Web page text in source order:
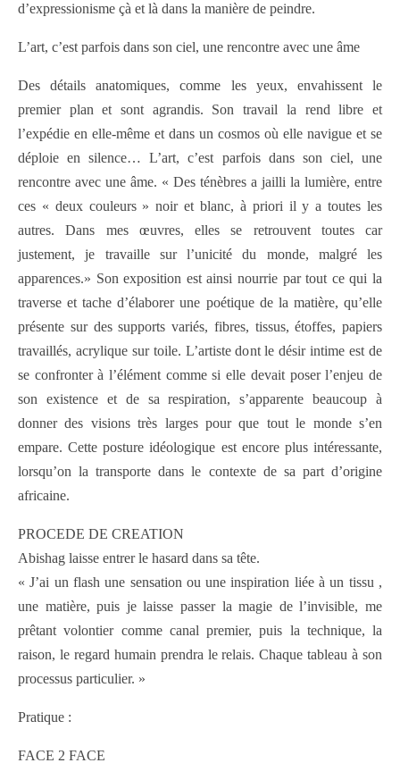
d’expressionisme çà et là dans la manière de peindre.
L’art, c’est parfois dans son ciel, une rencontre avec une âme
Des détails anatomiques, comme les yeux, envahissent le
premier plan et sont agrandis. Son travail la rend libre et
l’expédie en elle-même et dans un cosmos où elle navigue et se
déploie en silence… L’art, c’est parfois dans son ciel, une
rencontre avec une âme. « Des ténèbres a jailli la lumière, entre
ces « deux couleurs » noir et blanc, à priori il y a toutes les
autres. Dans mes œuvres, elles se retrouvent toutes car
justement, je travaille sur l’unicité du monde, malgré les
apparences.» Son exposition est ainsi nourrie par tout ce qui la
traverse et tache d’élaborer une poétique de la matière, qu’elle
présente sur des supports variés, fibres, tissus, étoffes, papiers
travaillés, acrylique sur toile. L’artiste dont le désir intime est de
se confronter à l’élément comme si elle devait poser l’enjeu de
son existence et de sa respiration, s’apparente beaucoup à
donner des visions très larges pour que tout le monde s’en
empare. Cette posture idéologique est encore plus intéressante,
lorsqu’on la transporte dans le contexte de sa part d’origine
africaine.
PROCEDE DE CREATION
Abishag laisse entrer le hasard dans sa tête.
« J’ai un flash une sensation ou une inspiration liée à un tissu ,
une matière, puis je laisse passer la magie de l’invisible, me
prêtant volontier comme canal premier, puis la technique, la
raison, le regard humain prendra le relais. Chaque tableau à son
processus particulier. »
Pratique :
FACE 2 FACE